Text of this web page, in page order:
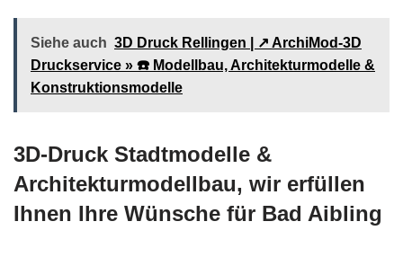
Siehe auch 3D Druck Rellingen | ↗️ ArchiMod-3D
Druckservice » ☎️ Modellbau, Architekturmodelle &
Konstruktionsmodelle
3D-Druck Stadtmodelle &
Architekturmodellbau, wir erfüllen
Ihnen Ihre Wünsche für Bad Aibling